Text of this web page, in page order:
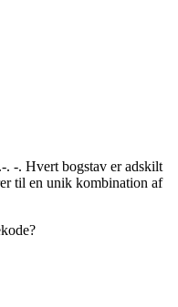
-. Hvert bogstav er adskilt
til en unik kombination af